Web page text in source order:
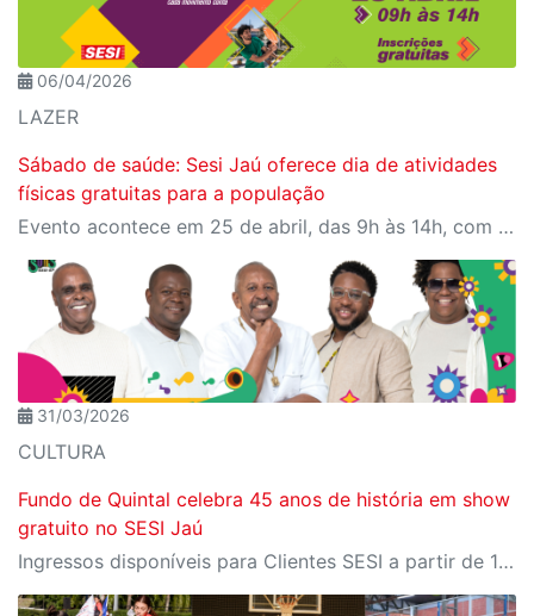
06/04/2026
LAZER
Sábado de saúde: Sesi Jaú oferece dia de atividades
físicas gratuitas para a população
Evento acontece em 25 de abril, das 9h às 14h, com programação para todas as idades
31/03/2026
CULTURA
Fundo de Quintal celebra 45 anos de história em show
gratuito no SESI Jaú
Ingressos disponíveis para Clientes SESI a partir de 10 de abril na secretaria única; para público geral, dia 11 de abril no Meu SESI